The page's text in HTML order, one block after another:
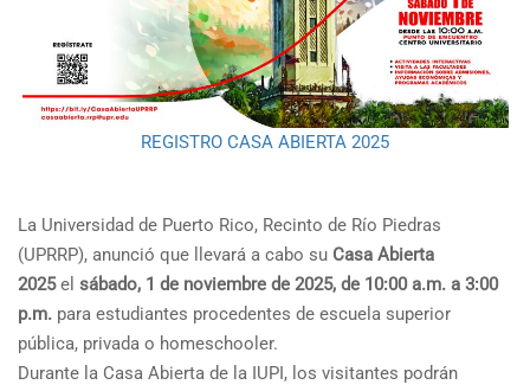
REGISTRO CASA ABIERTA 2025
La Universidad de Puerto Rico, Recinto de Río Piedras
(UPRRP), anunció que llevará a cabo su Casa Abierta
2025el sábado, 1 de noviembre de 2025, de 10:00 a.m. a 3:00
p.m. para estudiantes procedentes de escuela superior
pública, privada o homeschooler.
Durante la Casa Abierta de la IUPI, los visitantes podrán